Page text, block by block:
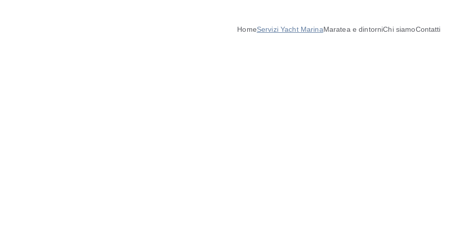
HomeServizi Yacht MarinaMaratea e dintorniChi siamoContatti